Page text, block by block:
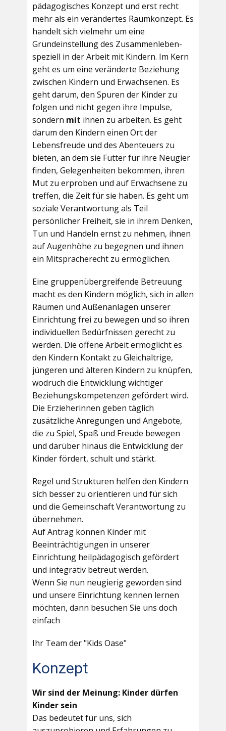
pädagogisches Konzept und erst recht
mehr als ein verändertes Raumkonzept. Es
handelt sich vielmehr um eine
Grundeinstellung des Zusammenleben-
speziell in der Arbeit mit Kindern. Im Kern
geht es um eine veränderte Beziehung
zwischen Kindern und Erwachsenen. Es
geht darum, den Spuren der Kinder zu
folgen und nicht gegen ihre Impulse,
sondern mit ihnen zu arbeiten. Es geht
darum den Kindern einen Ort der
Lebensfreude und des Abenteuers zu
bieten, an dem sie Futter für ihre Neugier
finden, Gelegenheiten bekommen, ihren
Mut zu erproben und auf Erwachsene zu
treffen, die Zeit für sie haben. Es geht um
soziale Verantwortung als Teil
persönlicher Freiheit, sie in ihrem Denken,
Tun und Handeln ernst zu nehmen, ihnen
auf Augenhöhe zu begegnen und ihnen
ein Mitspracherecht zu ermöglichen.
Eine gruppenübergreifende Betreuung
macht es den Kindern möglich, sich in allen
Räumen und Außenanlagen unserer
Einrichtung frei zu bewegen und so ihren
individuellen Bedürfnissen gerecht zu
werden. Die offene Arbeit ermöglicht es
den Kindern Kontakt zu Gleichaltrige,
jüngeren und älteren Kindern zu knüpfen,
wodruch die Entwicklung wichtiger
Beziehungskompetenzen gefördert wird.
Die Erzieherinnen geben täglich
zusätzliche Anregungen und Angebote,
die zu Spiel, Spaß und Freude bewegen
und darüber hinaus die Entwicklung der
Kinder fördert, schult und stärkt.
Regel und Strukturen helfen den Kindern
sich besser zu orientieren und für sich
und die Gemeinschaft Verantwortung zu
übernehmen.
Auf Antrag können Kinder mit
Beeinträchtigungen in unserer
Einrichtung heilpädagogisch gefördert
und integrativ betreut werden.
Wenn Sie nun neugierig geworden sind
und unsere Einrichtung kennen lernen
möchten, dann besuchen Sie uns doch
einfach
Ihr Team der "Kids Oase"
Konzept
Wir sind der Meinung: Kinder dürfen
Kinder sein
Das bedeutet für uns, sich